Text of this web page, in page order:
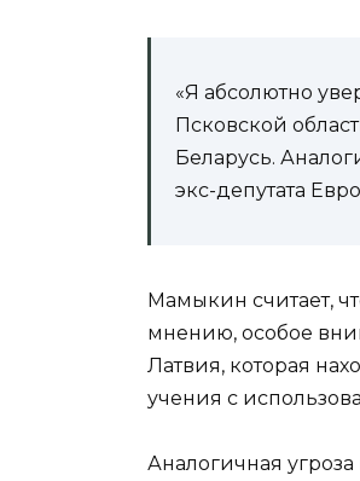
«Я абсолютно
Псковской
Беларусь.
экс-депутата
Мамыкин считает,
мнению, особое
Латвия, которая
учения с
Аналогичная